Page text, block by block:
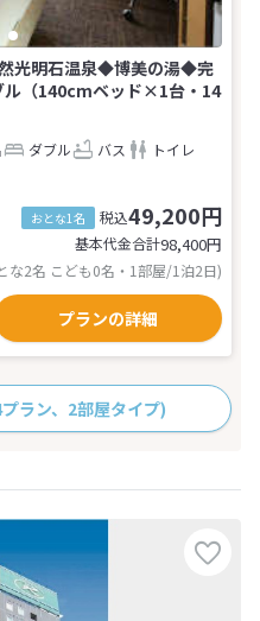
光明石温泉◆博美の湯◆完
ル（140cmベッド×1台・14
ダブル バス
トイレ
おとな1名 税込49,200円
基本代金合計98,400円
な2名 こども0名・1部屋/1泊2日)
プランの詳細
ラン、2部屋タイプ)